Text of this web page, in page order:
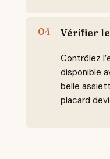
Vérifier
Contrôlez
disponible
belle
placard